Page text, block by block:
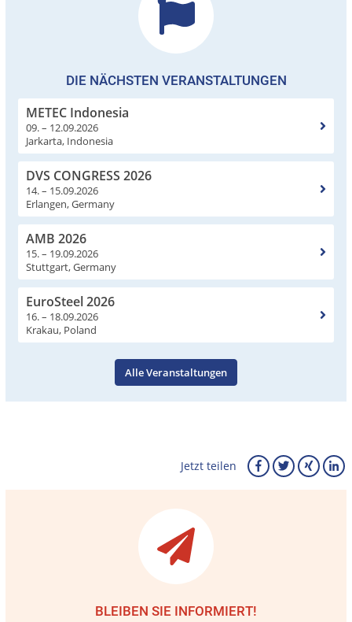
DIE NÄCHSTEN VERANSTALTUNGEN
METEC Indonesia
09. – 12.09.2026
Jarkarta, Indonesia
DVS CONGRESS 2026
14. – 15.09.2026
Erlangen, Germany
AMB 2026
15. – 19.09.2026
Stuttgart, Germany
EuroSteel 2026
16. – 18.09.2026
Krakau, Poland
Alle Veranstaltungen
Jetzt teilen
BLEIBEN SIE INFORMIERT!